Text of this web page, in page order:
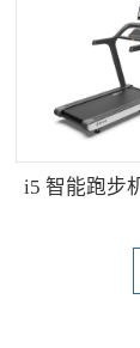
i5 智能跑步